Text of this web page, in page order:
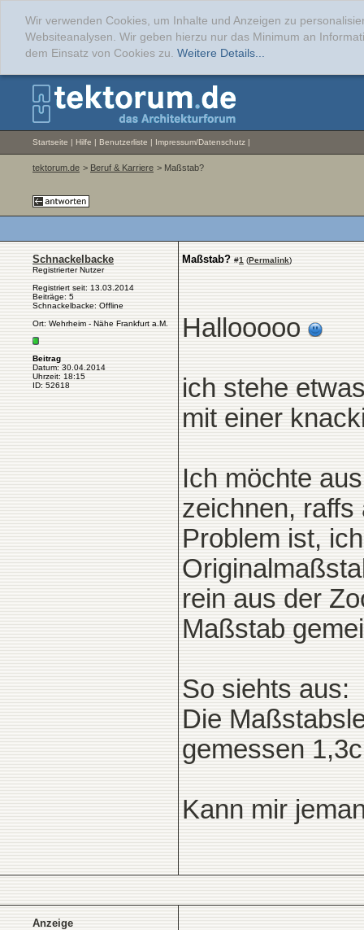
Wir verwenden Cookies, um Inhalte und Anzeigen zu
Websiteanalysen. Wir geben hierzu nur das Minimum an
dem Einsatz von Cookies zu. Weitere Details...
Startseite | Hilfe | Benutzerliste | Impressum/Datenschutz |
tektorum.de > Beruf & Karriere > Maßstab?
Schnackelbacke
Registrierter Nutzer
Registriert seit: 13.03.2014
Beiträge: 5
Schnackelbacke: Offline
Ort: Wehrheim - Nähe Frankfurt a.M.
Beitrag
Datum: 30.04.2014
Uhrzeit: 18:15
ID: 52618
Maßstab? #1 (Permalink)
Hallooooo
ich stehe
mit einer
Ich möchte
zeichnen,
Problem ist,
rein aus der
Maßstab
So siehts aus:
Die
gemessen
Kann mir
Anzeige